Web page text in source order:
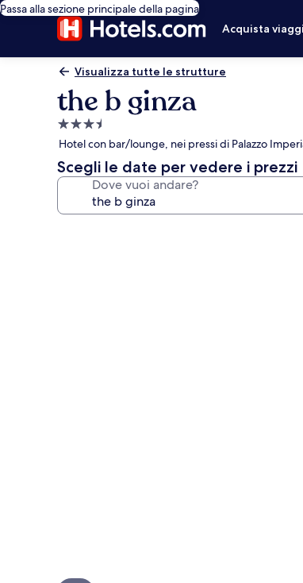
Passa alla sezione principale della pagina
Acquista viaggi
Visualizza tutte le strutture
the b ginza
Struttura
a
3.5
stelle
Hotel con bar/lounge, nei pressi di Palazzo
Scegli le date per vedere i prezzi
Dove vuoi andare?